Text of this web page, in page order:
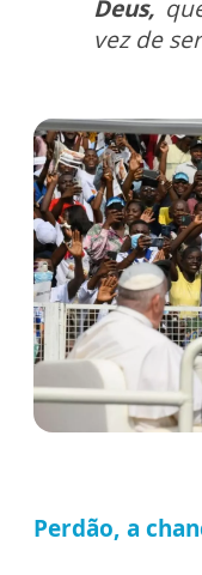
Deus,
vez de
Perdão, a